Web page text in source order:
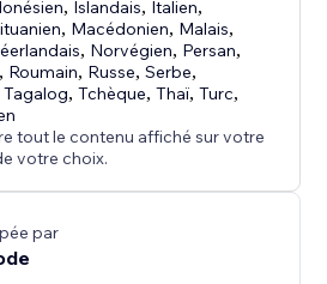
, Islandais, Italien,
, Macédonien, Malais,
, Norvégien, Persan,
, Roumain, Russe,Serbe,
Tagalog,Tchèque,Thaï,Turc,
tout le contenu affiché sur votre
votre choix.
par